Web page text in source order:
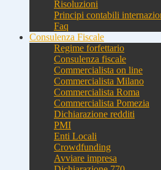
Risoluzioni
Principi contabili
Faq
Consulenza Fiscale
Regime forfettario
Consulenza fiscale
Commercialista on line
Commercialista Milano
Commercialista Roma
Commercialista Pomezia
Dichiarazione redditi
PMI
Enti Locali
Crowdfunding
Avviare impresa